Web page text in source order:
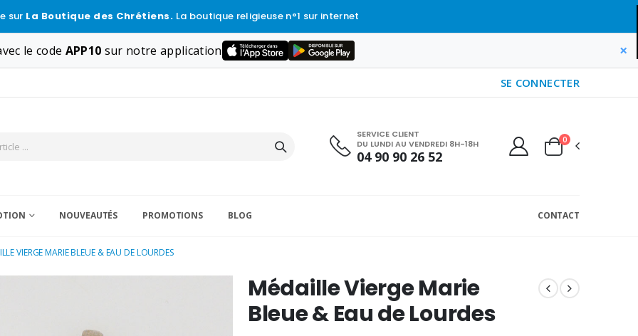
sur La Boutique des Chrétiens. La boutique religieuse n°1 sur internet
le code APP10 sur notre application ×
SE CONNECTER
SERVICE CLIENT
DU LUNDI AU VENDREDI 8H-18H
04 90 90 26 52
0
NOUVEAUTÉS PROMOTIONS BLOG CONTACT
VIERGE MARIE BLEUE & EAU DE LOURDES
Médaille Vierge Marie
Bleue & Eau de Lourdes